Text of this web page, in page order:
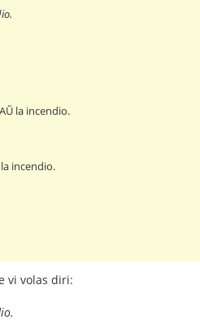
la incendio.
incendio.
vi volas diri: